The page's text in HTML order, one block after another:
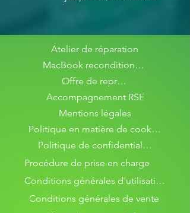
Atelier de réparation
MacBook reconditionnés
Offre de reprise
Accompagnement RSE
Mentions légales
Politique en matière de cookies
Politique de confidentialité
Procédure de prise en charge
Conditions générales d'utilisation
Conditions générales de vente